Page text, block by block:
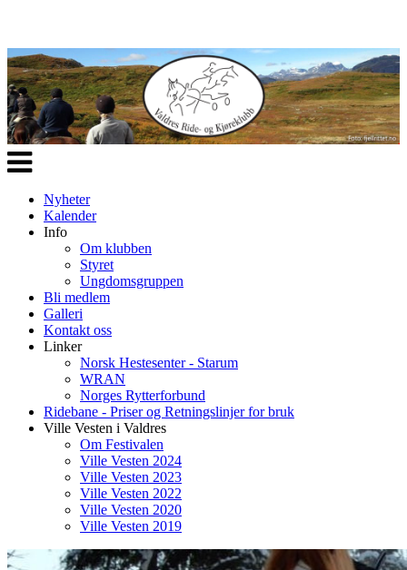
Veksle
navigasjon
Nyheter
Kalender
Info
Om klubben
Styret
Ungdomsgruppen
Bli medlem
Galleri
Kontakt oss
Linker
Norsk Hestesenter - Starum
WRAN
Norges Rytterforbund
Ridebane - Priser og Retningslinjer for bruk
Ville Vesten i Valdres
Om Festivalen
Ville Vesten 2024
Ville Vesten 2023
Ville Vesten 2022
Ville Vesten 2020
Ville Vesten 2019